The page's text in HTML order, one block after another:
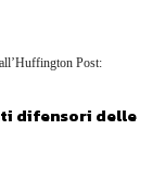
Post:
difensori delle